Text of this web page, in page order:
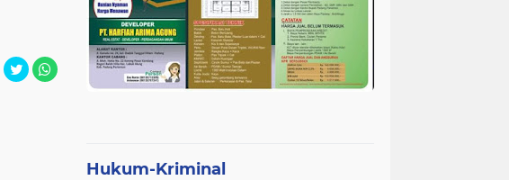
Hukum-Kriminal